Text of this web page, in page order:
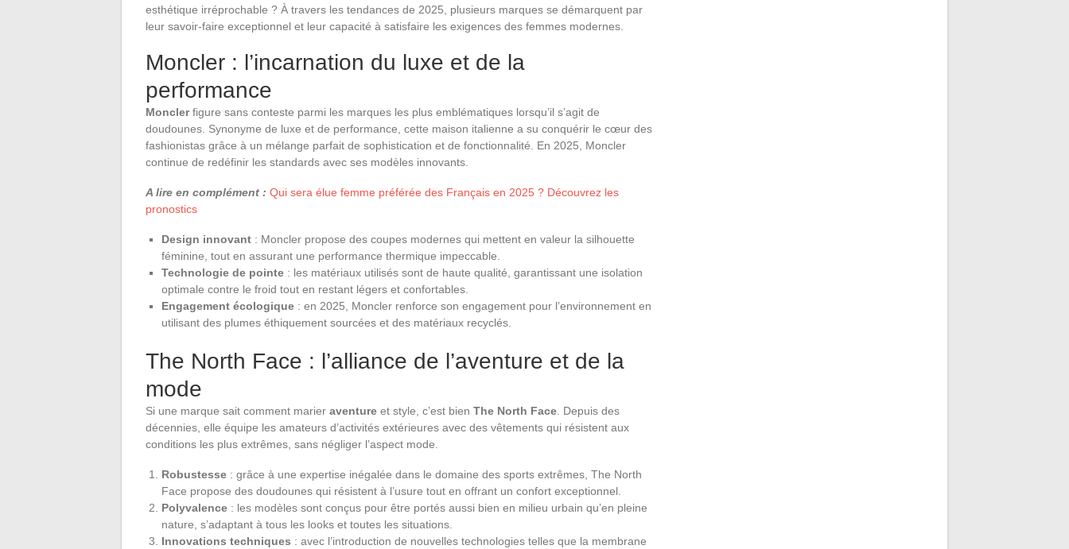
esthétique irréprochable ? À travers les tendances de 2025, plusieurs marques se démarquent par
leur savoir-faire exceptionnel et leur capacité à satisfaire les exigences des femmes modernes.
Moncler : l’incarnation du luxe et de la
performance
Monclerfigure sans conteste parmi les marques les plus emblématiques lorsqu’il s’agit de
doudounes. Synonyme de luxe et de performance, cette maison italienne a su conquérir le cœur des
fashionistas grâce à un mélange parfait de sophistication et de fonctionnalité. En 2025, Moncler
continue de redéfinir les standards avec ses modèles innovants.
A lire en complément : Qui sera élue femme préférée des Français en 2025 ? Découvrez les
pronostics
Design innovant : Moncler propose des coupes modernes qui mettent en valeur la silhouette
féminine, tout en assurant une performance thermique impeccable.
Technologie de pointe : les matériaux utilisés sont de haute qualité, garantissant une isolation
optimale contre le froid tout en restant légers et confortables.
Engagement écologique : en 2025, Moncler renforce son engagement pour l’environnement en
utilisant des plumes éthiquement sourcées et des matériaux recyclés.
The North Face : l’alliance de l’aventure et de la
mode
Si une marque sait comment marier aventure et style, c’est bien The North Face . Depuis des
décennies, elle équipe les amateurs d’activités extérieures avec des vêtements qui résistent aux
conditions les plus extrêmes, sans négliger l’aspect mode.
Robustesse : grâce à une expertise inégalée dans le domaine des sports extrêmes, The North
Face propose des doudounes qui résistent à l’usure tout en offrant un confort exceptionnel.
Polyvalence : les modèles sont conçus pour être portés aussi bien en milieu urbain qu’en pleine
nature, s’adaptant à tous les looks et toutes les situations.
Innovations techniques : avec l’introduction de nouvelles technologies telles que la membrane